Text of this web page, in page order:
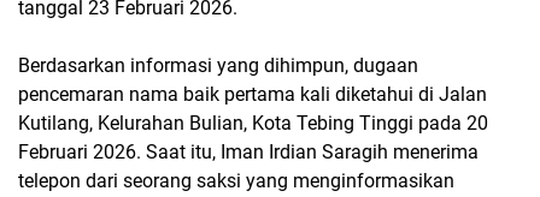
tanggal 23 Februari 2026.
Berdasarkan informasi yang dihimpun, dugaan
pencemaran nama baik pertama kali diketahui di Jalan
Kutilang, Kelurahan Bulian, Kota Tebing Tinggi pada 20
Februari 2026. Saat itu, Iman Irdian Saragih menerima
telepon dari seorang saksi yang menginformasikan